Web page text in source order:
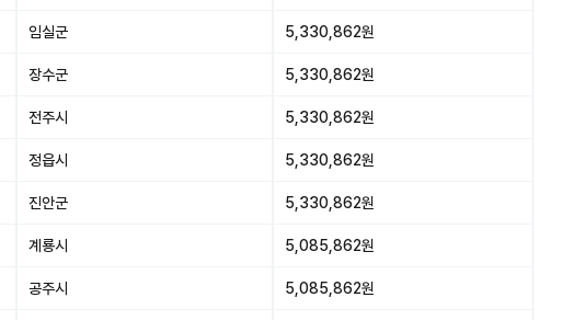
임실군 5,330,862원
장수군 5,330,862원
전주시 5,330,862원
정읍시 5,330,862원
진안군 5,330,862원
계룡시 5,085,862원
공주시 5,085,862원